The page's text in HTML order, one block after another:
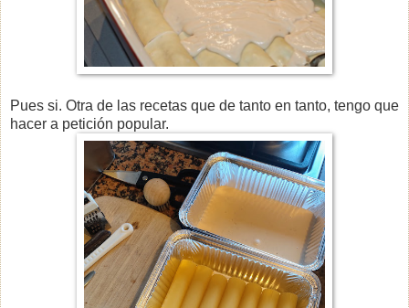
Pues si. Otra de las recetas que de tanto en tanto, tengo que
hacer a petición popular.